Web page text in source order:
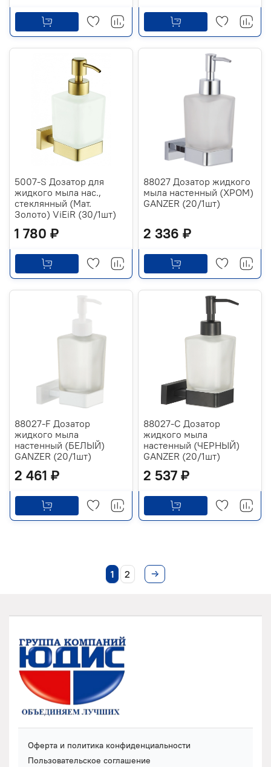
5007-S Дозатор для
жидкого мыла нас.,
стеклянный (Мат.
Золото) ViEiR (30/1шт)
1 780 ₽
88027 Дозатор жидкого
мыла настенный (ХРОМ)
GANZER (20/1шт)
2 336 ₽
88027-F Дозатор
жидкого мыла
настенный (БЕЛЫЙ)
GANZER (20/1шт)
2 461 ₽
88027-C Дозатор
жидкого мыла
настенный (ЧЕРНЫЙ)
GANZER (20/1шт)
2 537 ₽
1 2
Оферта и политика конфиденциальности
Пользовательское соглашение